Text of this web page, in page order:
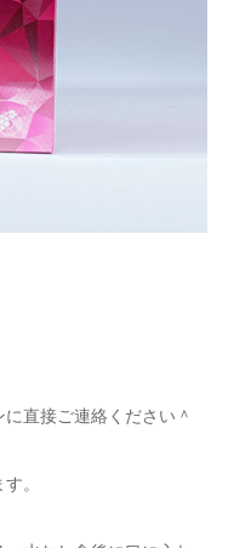
直接ご連絡ください＾
。